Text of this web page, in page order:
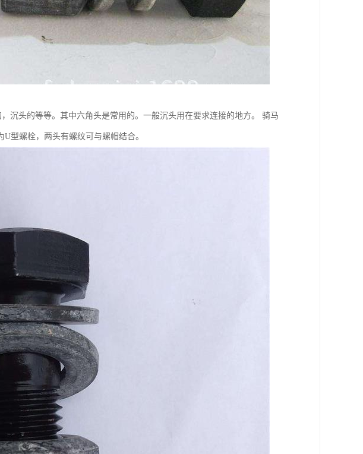
沉头的等等。其中六角头是常用的。一般沉头用在要求连接的地方。 骑马
型螺栓，两头有螺纹可与螺帽结合。